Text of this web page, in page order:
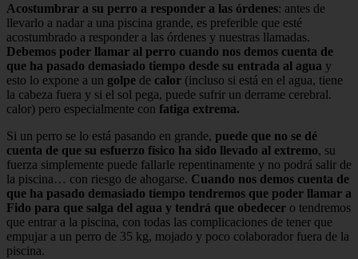
Acostumbrar a su perro a responder a las órdenes: antes de
llevarlo a nadar a una piscina grande, es preferible que esté
acostumbrado a responder a las órdenes y nuestras llamadas.
Debemos poder llamar al perro cuando nos demos cuenta de
que ha pasado demasiado tiempo desde su entrada al agua y
esto lo expone a un golpe de calor (incluso si está en el agua, tiene
la cabeza fuera y si el sol pega, puede sufrir un derrame cerebral.
calor) pero especialmente con fatiga extrema.
Si un perro se lo está pasando en grande, puede que no se dé
cuenta de que su esfuerzo físico ha sido llevado al extremo, su
fuerza simplemente puede fallarle repentinamente y no podrá salir de
la piscina… con riesgo de ahogarse. Cuando nos demos cuenta de
que ha pasado demasiado tiempo tendremos que poder llamar a
Fido para que salga del agua y tendrá que obedecer o tendremos
que entrar a la piscina, con todas las complicaciones de tener que
empujar a un perro de 35 kg, mojado y poco colaborador fuera de la
piscina.